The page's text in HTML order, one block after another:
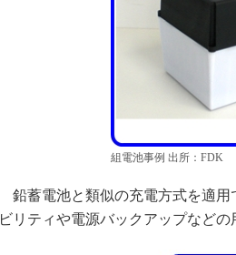
組電池事例 出所：FDK
鉛蓄電池と類似の充電方式を適用
ビリティや電源バックアップなどの